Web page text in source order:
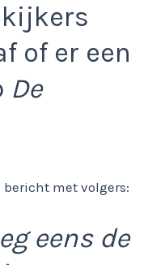
of er een
De
eens de